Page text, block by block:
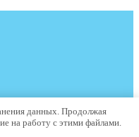
данных. Продолжая
на работу с этими файлами.